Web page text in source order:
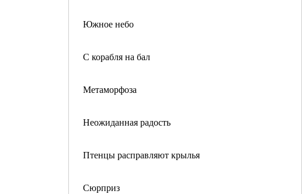
Южное небо
С корабля на бал
Метаморфоза
Неожиданная радость
Птенцы расправляют крылья
Сюрприз